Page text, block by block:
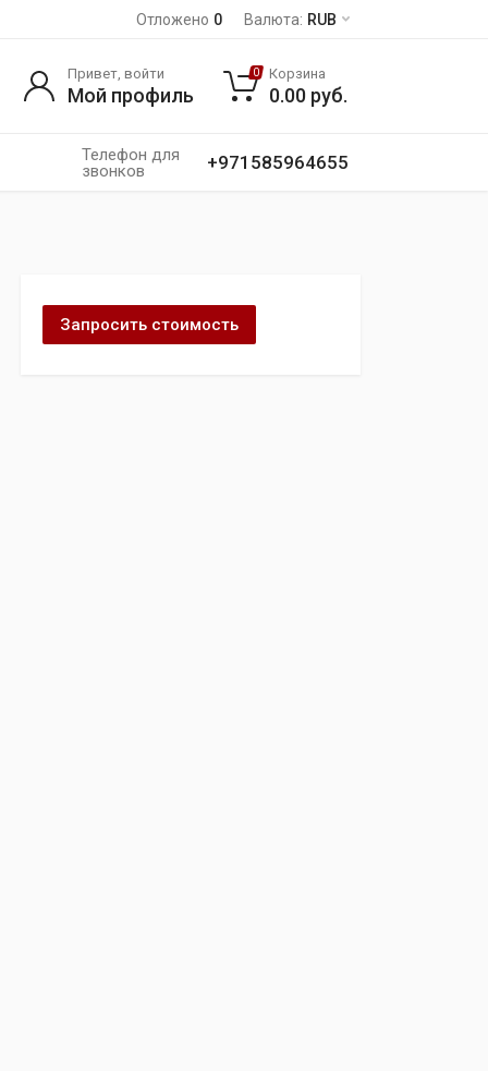
Отложено 0 Валюта: RUB
Телефон для
звонков
+971585964655
Привет, войти
Мой профиль
0 Корзина
0.00 руб.
Запросить стоимость